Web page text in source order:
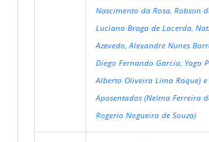
Nascimento da Rosa, Robson
Luciano Braga de Lacerda,
Azevedo, Alexandre Nunes
Diego Fernando Garcia, Yago
Alberto Oliveira Lima Roque) e
Aposentados (Nelma Ferreira
Rogerio Nogueira de Souza)